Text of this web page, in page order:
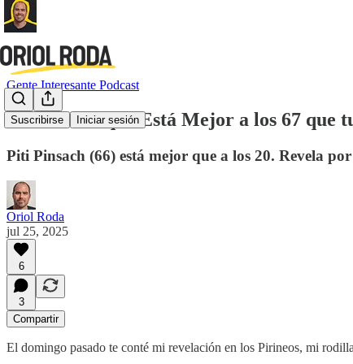
Suscribirse Iniciar sesión
Gente Interesante Podcast
El Hombre que Está Mejor a los 67 que
Piti Pinsach (66) está mejor que a los 20. Revela
Oriol Roda
jul 25, 2025
6
3
Compartir
El domingo pasado te conté mi revelación en los Pirineos, mi